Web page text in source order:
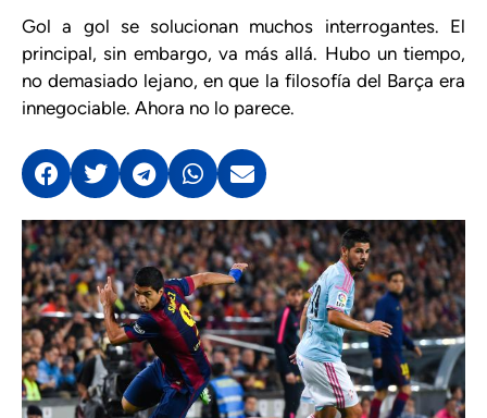
Gol a gol se solucionan muchos interrogantes. El
principal, sin embargo, va más allá. Hubo un tiempo,
no demasiado lejano, en que la filosofía del Barça era
innegociable. Ahora no lo parece.